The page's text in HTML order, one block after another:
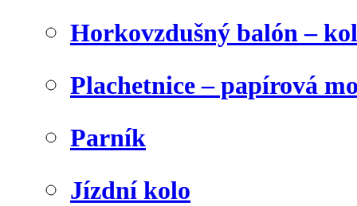
Horkovzdušný balón –
Plachetnice – papírová
Parník
Jízdní kolo